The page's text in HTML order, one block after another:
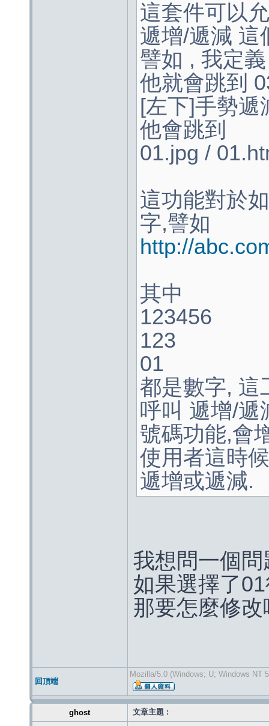
這套件可以
遞增/遞減 這
譬如 , 我定
他就會跳到
[左下]手勢遞
他會跳到
01.jpg /
這功能對於
字,譬如
http://
其中
123456
123
01
都是數字, 這
呼叫 遞增/遞
號碼功能,會
使用者這時
遞增或遞減.
我想問一個問
如果選擇了
那要怎麼修
回頂端
Mozilla/5.0 (Windows; U; Windows NT
ghost 文章主題 :